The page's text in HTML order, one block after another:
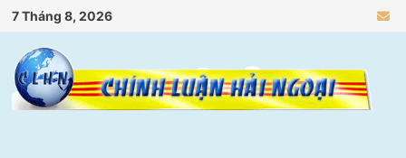
Skip
to
content
7 Tháng 8, 2026